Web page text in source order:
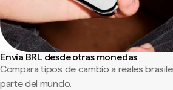
Envía BRL desde otras monedas
Compara tipos de cambio a reales
parte del mundo.